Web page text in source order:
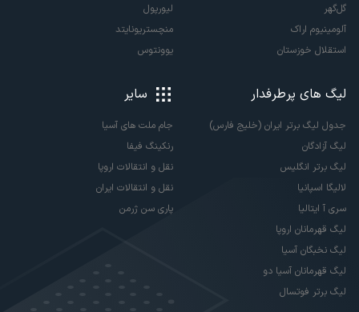
گل‌گهر
آلومینیوم اراک
استقلال خوزستان
لیورپول
منچستریونایتد
یوونتوس
لیگ های پرطرفدار
جدول لیگ برتر ایران (خلیج فارس)
لیگ آزادگان
لیگ برتر انگلیس
لالیگا اسپانیا
سری آ ایتالیا
لیگ قهرمانان اروپا
لیگ نخبگان آسیا
لیگ قهرمانان آسیا دو
لیگ برتر فوتسال
سایر
جام ملت های آسیا
رنکینگ فیفا
نقل و انتقالات اروپا
نقل و انتقالات ایران
پاری سن ژرمن